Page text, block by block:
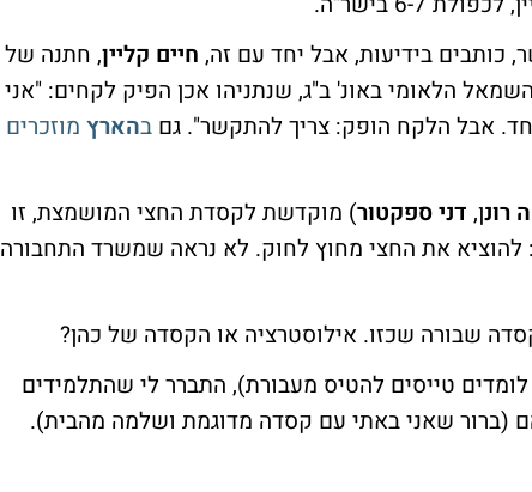
כותבים בידיעות, אבל יחד עם זה, חיים קליין, חתנה של
הלאומי באונ' ב"ג, שנתניהו אכן הפיק לקחים: "אני
אבל הלקח הופק: צריך להתקשר". גם בהארץ מוזכרים
רונן, דני ספקטור) מוקדשת לקסדת החצי המושמצת, זו
להוציא את החצי מחוץ לחוק. לא נראה שמשרד התחבורה
שבורה שכזו. אילוסטרציה או הקסדה של כהן?
טייסים להטיס מעבורת), התברר לי שהתלמידים
(ברור שאני באתי עם קסדה מדוגמת ושלמה מהבית).